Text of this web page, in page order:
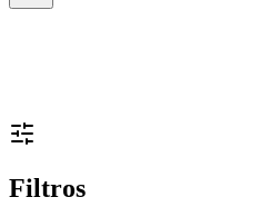
Filtros